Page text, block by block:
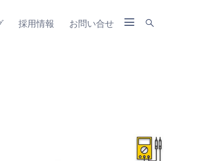
採用情報 お問い合せ